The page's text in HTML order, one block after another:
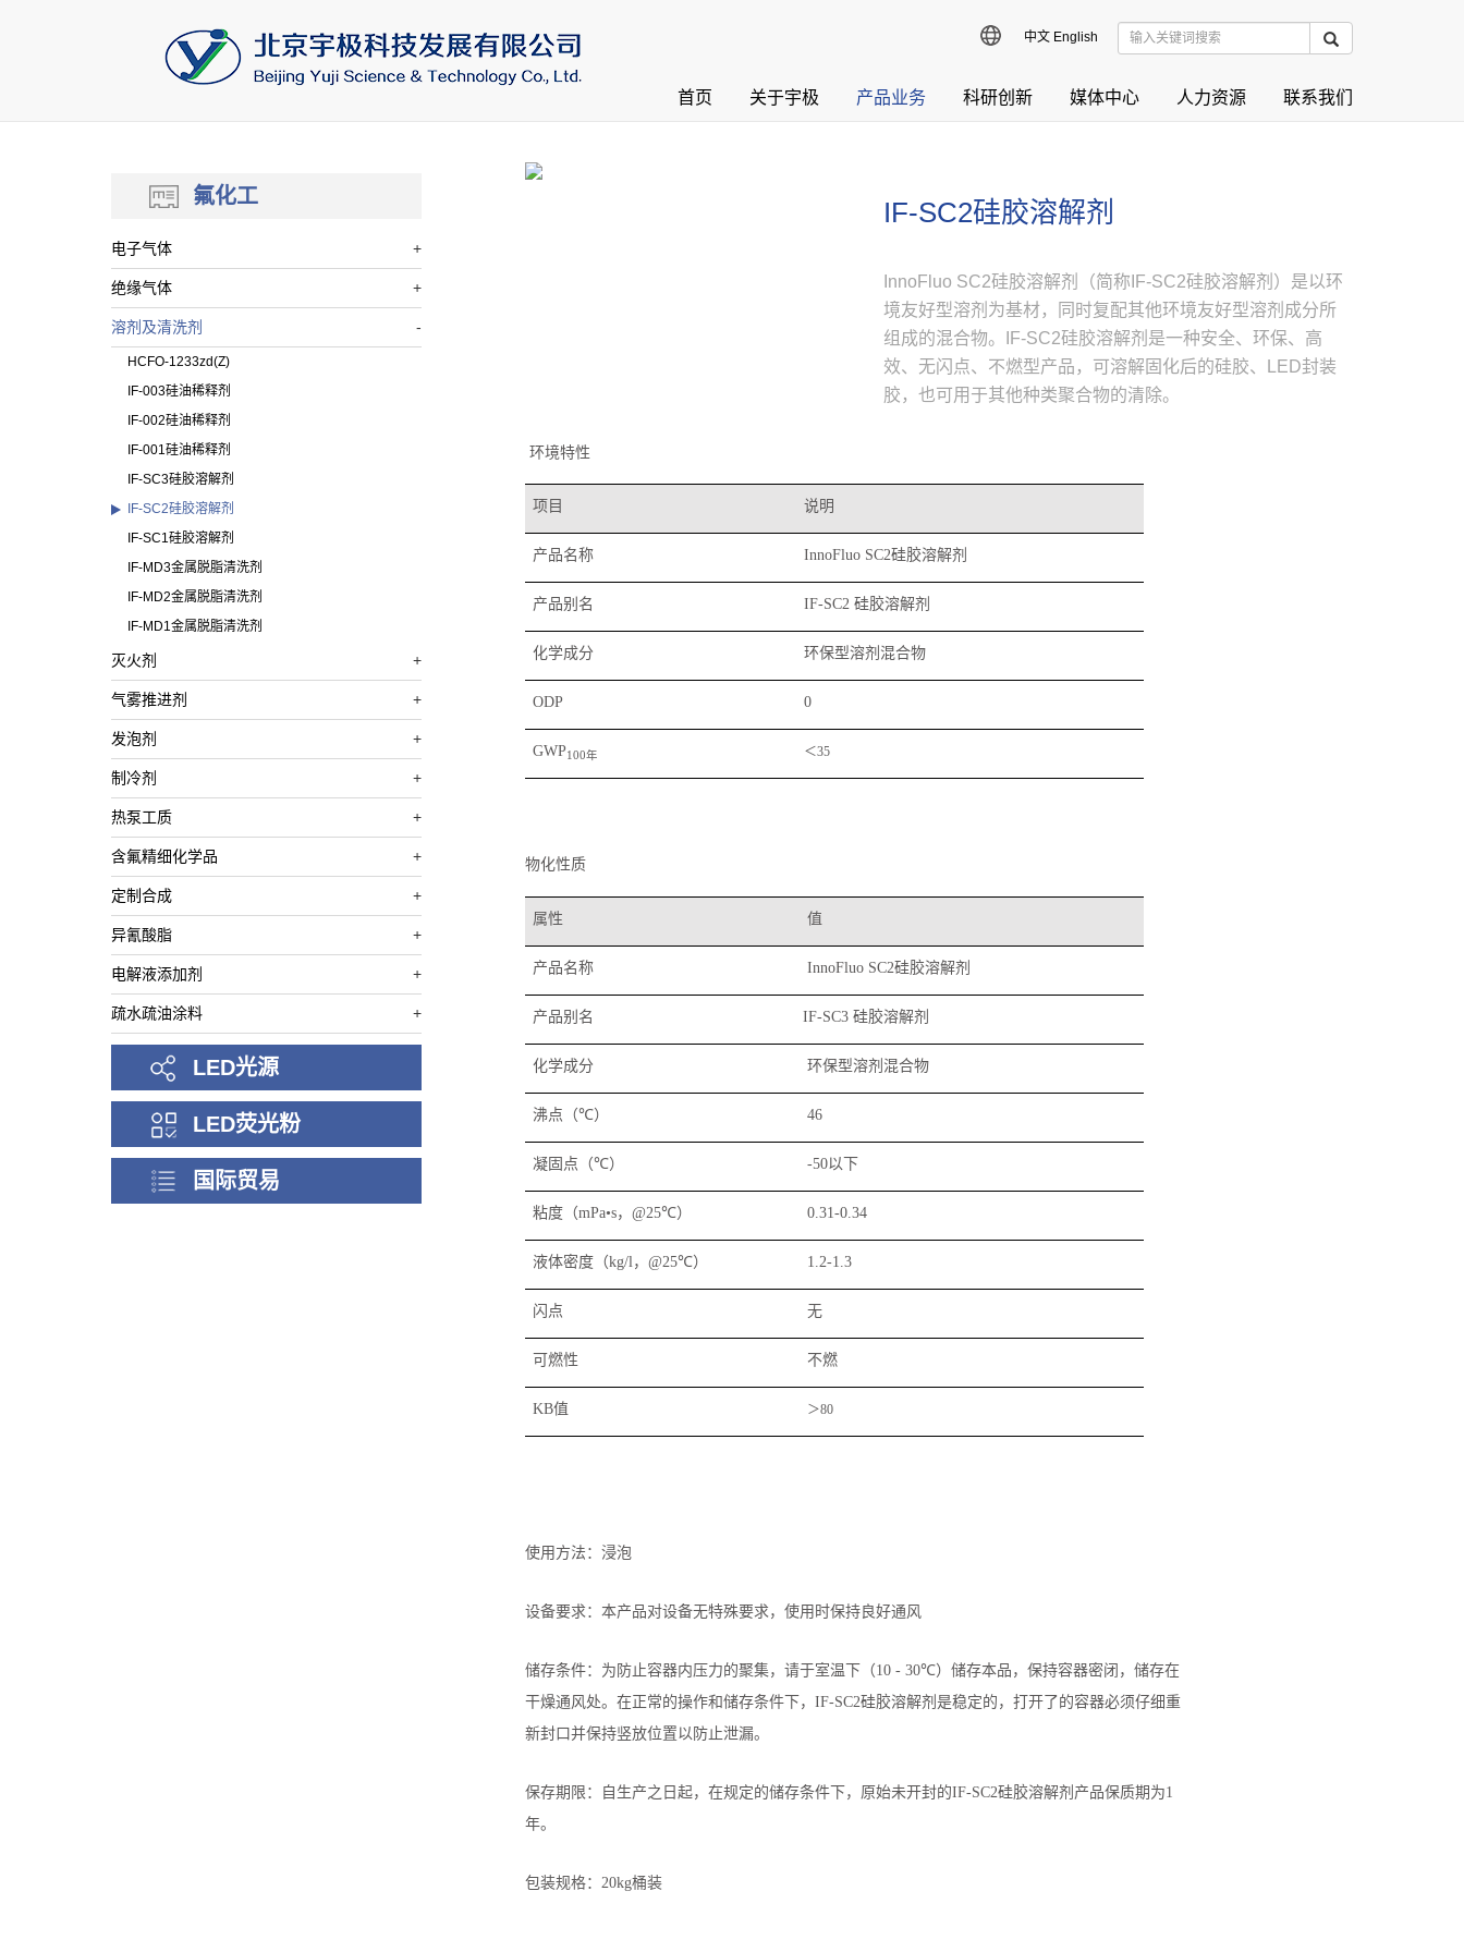
进
中文 English
首页 关于宇极 产品业务 科研创新 媒体中心 人力资源 联系我们
氟化工
电子气体 +
绝缘气体 +
溶剂及清洗剂 -
HCFO-1233zd(Z)
IF-003硅油稀释剂
IF-002硅油稀释剂
IF-001硅油稀释剂
IF-SC3硅胶溶解剂
IF-SC2硅胶溶解剂
IF-SC1硅胶溶解剂
IF-MD3金属脱脂清洗剂
IF-MD2金属脱脂清洗剂
IF-MD1金属脱脂清洗剂
灭火剂 +
气雾推进剂 +
发泡剂 +
制冷剂 +
热泵工质 +
含氟精细化学品 +
定制合成 +
异氰酸脂 +
电解液添加剂 +
疏水疏油涂料 +
LED光源
LED荧光粉
国际贸易
IF-SC2硅胶溶解剂
InnoFluo SC2硅胶溶解剂（简称IF-SC2硅胶溶解剂）是以环
境友好型溶剂为基材，同时复配其他环境友好型溶剂成分所
组成的混合物。IF-SC2硅胶溶解剂是一种安全、环保、高
效、无闪点、不燃型产品，可溶解固化后的硅胶、LED封装
胶，也可用于其他种类聚合物的清除。
环境特性
项目 说明
产品名称 InnoFluo SC2硅胶溶解剂
产品别名 IF-SC2硅胶溶解剂
化学成分 环保型溶剂混合物
ODP 0
GWP100年 ＜35
物化性质
属性 值
产品名称 InnoFluo SC2硅胶溶解剂
产品别名 IF-SC3硅胶溶解剂
化学成分 环保型溶剂混合物
沸点（℃） 46
凝固点（℃） -50以下
粘度（mPa•s，@25℃） 0.31-0.34
液体密度（kg/l，@25℃） 1.2-1.3
闪点 无
可燃性 不燃
KB值 ＞80
使用方法：浸泡
设备要求：本产品对设备无特殊要求，使用时保持良好通风
储存条件：为防止容器内压力的聚集，请于室温下（10 - 30℃）储存本品，保持容器密闭，储存在
干燥通风处。在正常的操作和储存条件下， IF-SC2硅胶溶解剂是稳定的，打开了的容器必须仔细重
新封口并保持竖放位置以防止泄漏。
保存期限：自生产之日起，在规定的储存条件下，原始未开封的IF-SC2硅胶溶解剂产品保质期为1
年。
包装规格： 20kg桶装